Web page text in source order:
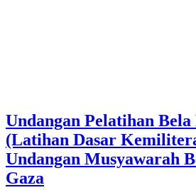
Undangan Pelatihan Bela
(Latihan Dasar
Undangan Musyawarah
Gaza